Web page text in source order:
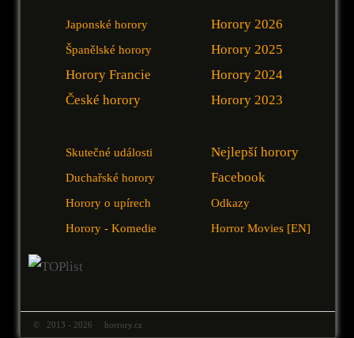
Japonské horory
Španělské horory
Horory Francie
České horory
Horory 2026
Horory 2025
Horory 2024
Horory 2023
Skutečné události
Duchařské horory
Horory o upírech
Horory - Komedie
Nejlepší horory
Facebook
Odkazy
Horror Movies [EN]
© 2013 - 2026 horrory.cz